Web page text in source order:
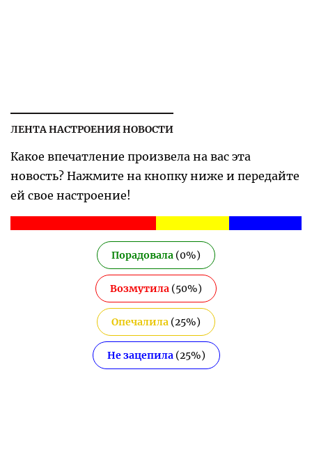
ЛЕНТА НАСТРОЕНИЯ НОВОСТИ
Какое впечатление произвела на вас эта
новость? Нажмите на кнопку ниже и передайте
ей свое настроение!
Порадовала (0%)
Возмутила (50%)
Опечалила (25%)
Не зацепила(25%)